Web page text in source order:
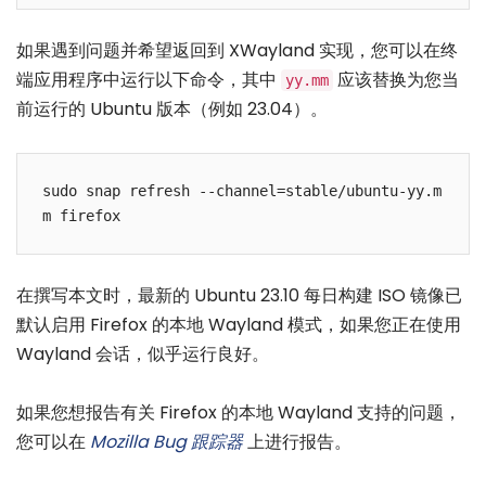
如果遇到问题并希望返回到 XWayland 实现，您可以在终
端应用程序中运行以下命令，其中
yy.mm 应该替换为您当
前运行的 Ubuntu 版本（例如 23.04）。
sudo snap refresh --channel=stable/ubuntu-yy.m
m firefox
在撰写本文时，最新的 Ubuntu 23.10 每日构建 ISO 镜像已
默认启用 Firefox 的本地 Wayland 模式，如果您正在使用
Wayland 会话，似乎运行良好。
如果您想报告有关 Firefox 的本地 Wayland 支持的问题，
您可以在 Mozilla Bug 跟踪器上进行报告。